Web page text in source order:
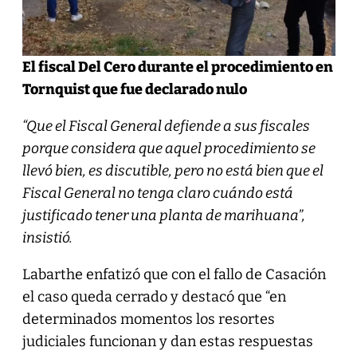
El fiscal Del Cero durante el procedimiento en
Tornquist que fue declarado nulo
“Que el Fiscal General defiende a sus fiscales
porque considera que aquel procedimiento se
llevó bien, es discutible, pero no está bien que el
Fiscal General no tenga claro cuándo está
justificado tener una planta de marihuana”,
insistió.
Labarthe enfatizó que con el fallo de Casación
el caso queda cerrado y destacó que “en
determinados momentos los resortes
judiciales funcionan y dan estas respuestas